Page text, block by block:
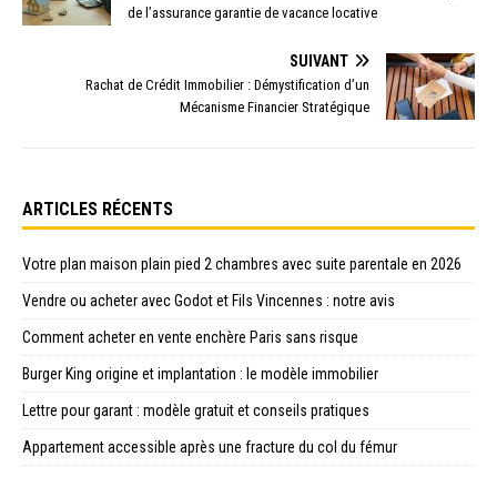
de l’assurance garantie de vacance locative
SUIVANT
Rachat de Crédit Immobilier : Démystification d’un
Mécanisme Financier Stratégique
ARTICLES RÉCENTS
Votre plan maison plain pied 2 chambres avec suite parentale en 2026
Vendre ou acheter avec Godot et Fils Vincennes : notre avis
Comment acheter en vente enchère Paris sans risque
Burger King origine et implantation : le modèle immobilier
Lettre pour garant : modèle gratuit et conseils pratiques
Appartement accessible après une fracture du col du fémur